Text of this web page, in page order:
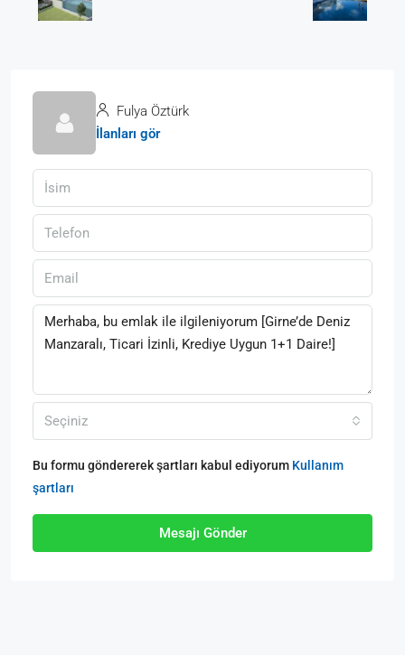
Fulya Öztürk
İlanları gör
Seçiniz
Bu formu göndererek şartları kabul ediyorum Kullanım
şartları
Mesajı Gönder